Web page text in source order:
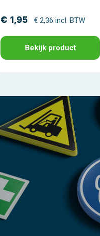
€ 1,95 € 2,36 incl. BTW
Bekijk product